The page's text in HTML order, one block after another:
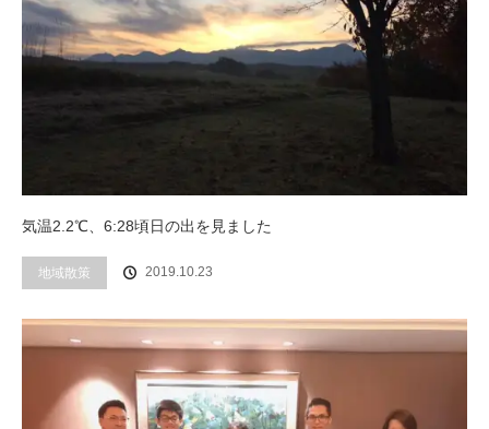
気温2.2℃、6:28頃日の出を見ました
地域散策 2019.10.23